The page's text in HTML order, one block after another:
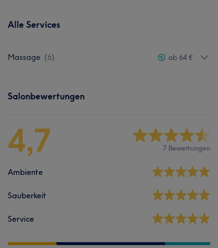
Alle Services
Massage (6) ab 64 €
Salonbewertungen
4,7 7 Bewertungen
Ambiente
Sauberkeit
Service